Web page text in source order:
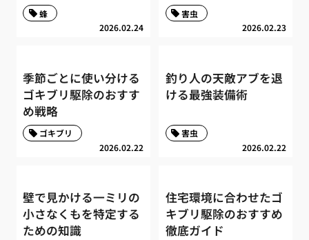
2026.02.24
蜂
2026.02.23
害虫
季節ごとに使い分ける
ゴキブリ駆除のおすす
め戦略
2026.02.22
ゴキブリ
釣り人の天敵アブを退
ける最強装備術
2026.02.22
害虫
壁で見かける一ミリの
小さなくもを特定する
ための知識
住宅環境に合わせたゴ
キブリ駆除のおすすめ
徹底ガイド